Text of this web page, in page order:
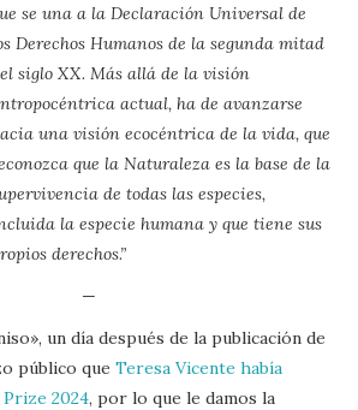
se una a la Declaración Universal de
Derechos Humanos de la segunda mitad
siglo XX. Más allá de la visión
actual, ha de avanzarse
una visión ecocéntrica de la vida, que
que la Naturaleza es la base de la
de todas las especies,
la especie humana y que tiene sus
derechos.”
—
un día después de la publicación de
público queTeresa Vicente había
2024, por lo que le damos la